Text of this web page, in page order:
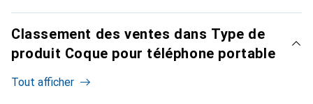
Classement des ventes dans Type de
produit Coque pour téléphone portable
Tout afficher